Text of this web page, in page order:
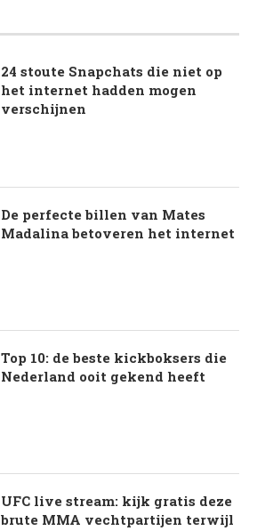
24 stoute Snapchats die niet op
het internet hadden mogen
verschijnen
De perfecte billen van Mates
Madalina betoveren het internet
Top 10: de beste kickboksers die
Nederland ooit gekend heeft
UFC live stream: kijk gratis deze
brute MMA vechtpartijen terwijl